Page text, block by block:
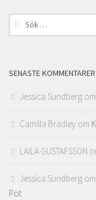
Sök
efter:
SENASTE KOMMENTARER
Jessica Sundberg om
Camilla Bradley om
LAILA GUSTAFSSON
Jessica Sundberg om
Pot